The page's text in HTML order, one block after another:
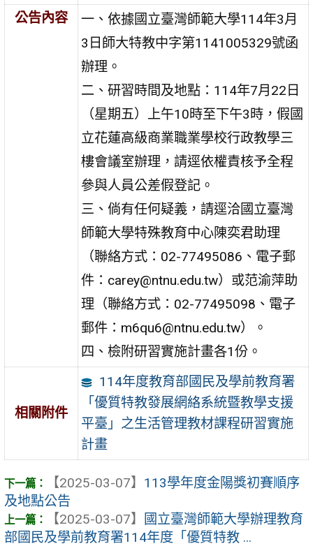
公告內容
一、依據國立臺灣師範大學114年3月
3日師大特教中字第1141005329號函
辦理。
二、研習時間及地點：114年7月22日
（星期五）上午10時至下午3時，假國
立花蓮高級商業職業學校行政教學三
樓會議室辦理，請逕依權責核予全程
參與人員公差假登記。
三、倘有任何疑義，請逕洽國立臺灣
師範大學特殊教育中心陳奕君助理
（聯絡方式：02-77495086、電子郵
件：carey@ntnu.edu.tw）或范渝萍助
理（聯絡方式：02-77495098、電子
郵件：m6qu6@ntnu.edu.tw）。
四、檢附研習實施計畫各1份。
相關附件
114年度教育部國民及學前教育署
「優質特教發展網絡系統暨教學支援
平臺」之生活管理教材課程研習實施
計畫
【2025-03-07】 113學年度金陽獎初賽順序
及地點公告
【2025-03-07】
國立臺灣師範大學辦理教育
部國民及學前教育署114年度「優質特教 ...